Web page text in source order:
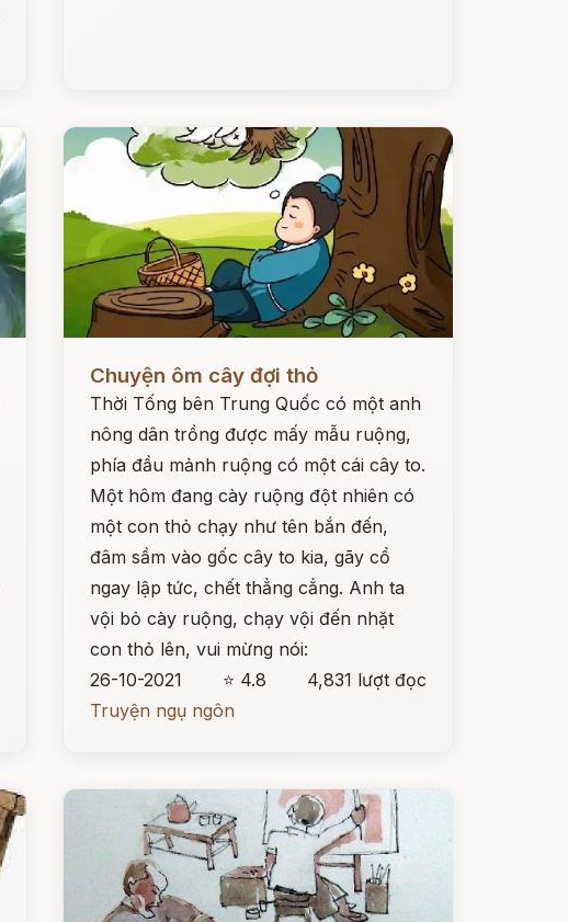
Chuyện ôm cây đợi thỏ
Thời Tống bên Trung Quốc có một anh
nông dân trồng được mấy mẫu ruộng,
phía đầu mảnh ruộng có một cái cây to.
Một hôm đang cày ruộng đột nhiên có
một con thỏ chạy như tên bắn đến,
đâm sầm vào gốc cây to kia, gãy cổ
ngay lập tức, chết thẳng cẳng. Anh ta
vội bỏ cày ruộng, chạy vội đến nhặt
con thỏ lên, vui mừng nói:
26-10-2021
⭐ 4.8
4,831 lượt đọc
Truyện ngụ ngôn